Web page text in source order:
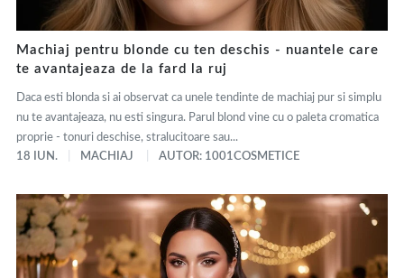
Machiaj pentru blonde cu ten deschis - nuantele care
te avantajeaza de la fard la ruj
Daca esti blonda si ai observat ca unele tendinte de machiaj pur si simplu
nu te avantajeaza, nu esti singura. Parul blond vine cu o paleta cromatica
proprie - tonuri deschise, stralucitoare sau...
18 IUN.
MACHIAJ AUTOR: 1001COSMETICE